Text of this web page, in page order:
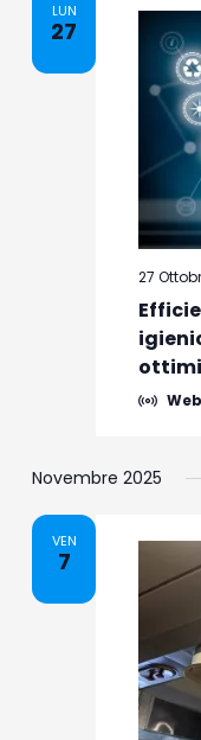
LUN
27
27
Novembre 2025
VEN
7